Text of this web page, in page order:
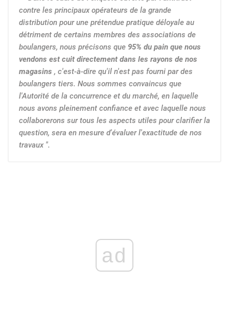
contre les principaux opérateurs de la grande
distribution pour une prétendue pratique déloyale au
détriment de certains membres des associations de
boulangers, nous précisons que 95% du pain que nous
vendons est cuit directement dans les rayons de nos
magasins , c'est-à-dire qu'il n'est pas fourni par des
boulangers tiers. Nous sommes convaincus que
l'Autorité de la concurrence et du marché, en laquelle
nous avons pleinement confiance et avec laquelle nous
collaborerons sur tous les aspects utiles pour clarifier la
question, sera en mesure d'évaluer l'exactitude de nos
travaux ".
ad